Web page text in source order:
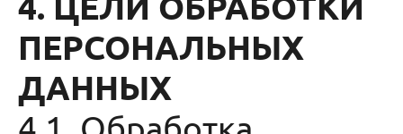
ПЕРСОНАЛЬНЫХ
ДАННЫХ